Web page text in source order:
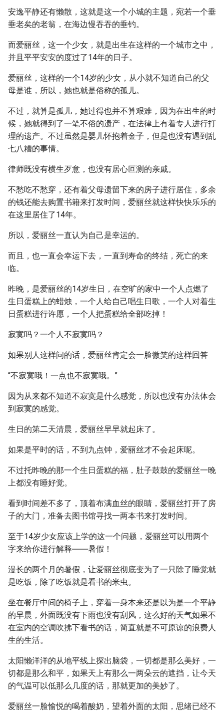
安逸平静还有懒散，这就是这一个小城的主题，宛若一个垂
垂老矣的老翁，在海边慢吞吞的垂钓。
而爱丽丝，这一个少女，就是出生在这样的一个城市之中，
并且平平安安的度过了14年的日子。
爱丽丝，这样的一个14岁的少女，从小就不知道自己的父
母是谁，所以，她也就是俗称的孤儿。
不过，就算是孤儿，她过得也并不算艰难，因为在出生的时
候，她就得到了一笔不俗的遗产，在法律上有着专人进行打
理的遗产。不过虽然是婴儿怀抱着金子，但是也没有遇到乱
七八糟的事情。
律师既没有横生歹意，也没有居心叵测的亲戚。
不愁吃不愁穿，还有着父母遗留下来的房子进行居住，多余
的钱还能去购置书籍来打发时间，爱丽丝就这样快快乐乐的
在这里居住了14年。
所以，爱丽丝一直认为自己是幸运的。
而且，也一直会幸运下去，一直到寿命的终结，死亡的来
临。
昨晚，是爱丽丝的14岁生日，在空旷的家中一个人点燃了
生日蛋糕上的蜡烛，一个人给自己唱生日歌，一个人对着生
日蛋糕进行许愿，一个人把蛋糕给全部吃掉！
寂寞吗？一个人不寂寞吗？
如果别人这样问的话，爱丽丝肯定会一脸微笑的这样回答
“不寂寞哦！一点也不寂寞哦。”
因为从来都不知道不寂寞是什么感觉，所以也没有办法体会
到寂寞的感觉。
生日的第二天清晨，爱丽丝早早就起床了。
如果是平时的话，不到九点钟，爱丽丝才不会起床呢。
不过托昨晚的那一个生日蛋糕的福，肚子鼓鼓的爱丽丝一晚
上都没有睡好觉。
看到时间差不多了，顶着布满血丝的眼睛，爱丽丝打开了房
子的大门，准备去图书馆寻找一两本书来打发时间。
至于14岁少女应该上学的这一个问题，爱丽丝可以用两个
字来给你进行解释――暑假！
漫长的两个月的暑假，让爱丽丝彻底变为了一只除了睡觉就
是吃饭，除了吃饭就是看书的米虫。
坐在餐厅中间的椅子上，穿着一身本来还是以为是一个平静
的早晨，外面既没有下雨也没有刮风，这么好的天气如果不
在室内的空调吹拂下看书的话，简直就是不可原谅的浪费人
生的生活。
太阳懒洋洋的从地平线上探出脑袋，一切都是那么美好，一
切都是那么和平，如果天上有那么一两朵云的遮挡，让今天
的气温可以低那么几度的话，那就更加的美妙了。
爱丽丝一脸愉悦的喝着酸奶，望着外面的太阳，思绪已经不